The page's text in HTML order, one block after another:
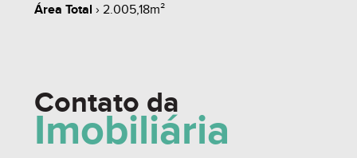
share
Área Total › 2.005,18m²
Contato da
Imobiliária